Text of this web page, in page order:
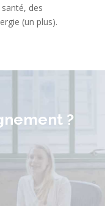
des
(un plus).
?